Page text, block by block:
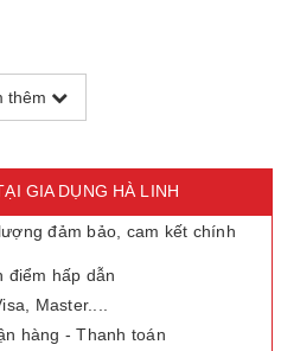
KS-KN3E1 được thiết
bóng, không chỉ hỗ trợ tối đa cho
mang đến vẻ trang nhã, hiện
thêm
GIA DỤNG HÀ LINH
đảm bảo, cam kết chính
điểm hấp dẫn
Master....
hàng - Thanh toán